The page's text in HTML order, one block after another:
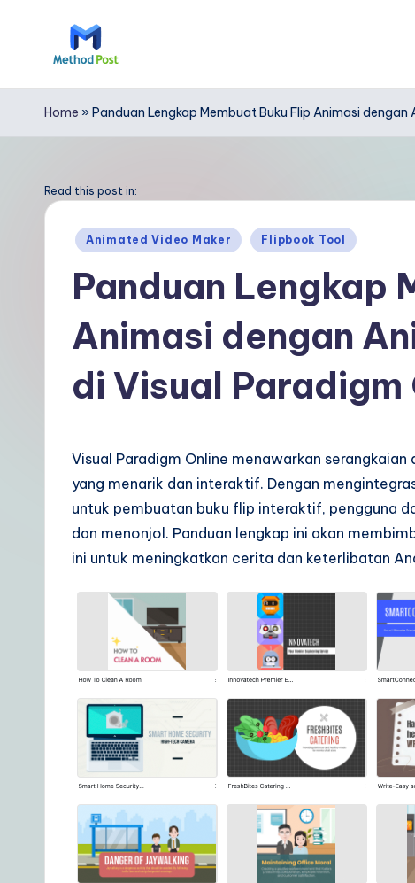
M
e
h
In
Home » Panduan Lengkap Membuat Buku Flip Animasi
Read this post in:
Posted
Animated Video Maker Flipbook Tool
Panduan Lengkap
Animasi dengan
di Visual Paradigm
Visual Paradigm Online menawarkan
yang menarik dan interaktif. Dengan
untuk pembuatan buku flip interaktif, pengguna
dan menonjol. Panduan lengkap ini akan
ini untuk meningkatkan cerita dan keterlibatan